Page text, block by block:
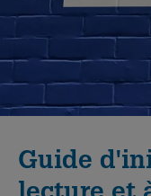
Guide